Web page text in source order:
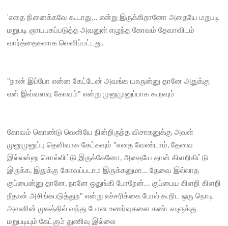
'எதை நினைக்கவே கூடாது... என்று இருக்கிறானோ அதையே மறுபடி
மறுபடி ஞாயபகப்படுத்த அவனுள் எழுந்த கோவம் தேவாவிடம்
வார்த்தைகளாக வெளிப்பட்டது.
"நான் இப்போ என்ன கேட்டேன் அவங்க யாருன்னு தானே அதுக்கு
ஏன் இவ்வளவு கோவம்" என்று முனுமுனுப்பாக கூறவும்
கோவம் கொண்டு வெளியே நின்றிருந்த விசாகனுக்கு அவள்
முனுமுனுப்பு தெளிவாக கேட்கவும் "எதை வேண்டாம், தேவை
இல்லன்னு சொல்லிட்டு இருக்கேனோ, அதையே தான் கிளறிகிட்டு
இருக்க, இதுக்கு கோவப்படாம இருக்கனுமா… தேவை இல்லாத
குப்பைன்னு தானே, நானே ஒதுங்கி போறேன்... குப்பைய கிளறி கிளறி
நீதான் அசிங்கபடுத்துற" என்று எச்சரிக்கை போல் கூறிட ஒரு நொடி
அவனின் முகத்தில் வந்து போன உணர்வுகளை கண்டவளுக்கு
மறுபடியும் கேட்கும் துணிவு இல்லை